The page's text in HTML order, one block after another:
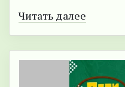
Читать далее